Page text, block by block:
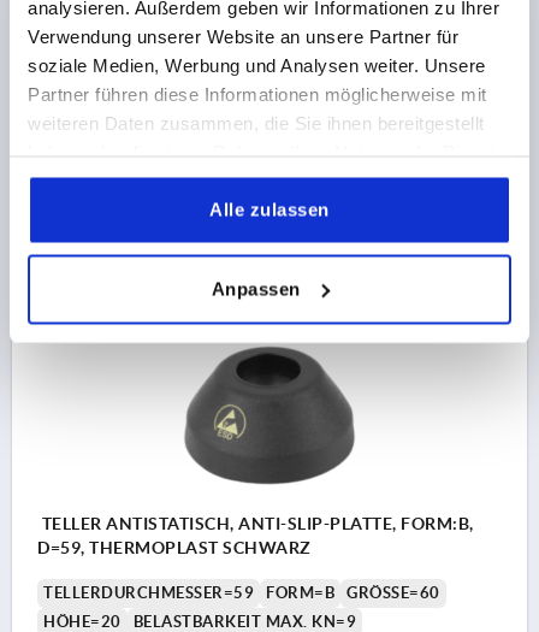
analysieren. Außerdem geben wir Informationen zu Ihrer
Verwendung unserer Website an unsere Partner für
soziale Medien, Werbung und Analysen weiter. Unsere
Partner führen diese Informationen möglicherweise mit
weiteren Daten zusammen, die Sie ihnen bereitgestellt
gesammelt haben.
Alle zulassen
Anpassen
TELLER ANTISTATISCH, ANTI-SLIP-PLATTE, FORM:B,
D=49, THERMOPLAST SCHWARZ
TELLERDURCHMESSER=49 FORM=B
GRÖSSE=50
HÖHE=20
BELASTBARKEIT MAX. KN=9
K0415
TELLER ANTISTATISCH, ANTI-SLIP-PLATTE, FORM:B,
D=59, THERMOPLAST SCHWARZ
TELLERDURCHMESSER=59 FORM=B
GRÖSSE=60
HÖHE=20
BELASTBARKEIT MAX. KN=9